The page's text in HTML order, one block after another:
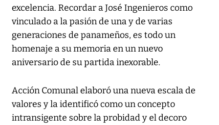
excelencia. Recordar a José Ingenieros como
vinculado a la pasión de una y de varias
generaciones de panameños, es todo un
homenaje a su memoria en un nuevo
aniversario de su partida inexorable.
Acción Comunal elaboró una nueva escala de
valores y la identificó como un concepto
intransigente sobre la probidad y el decoro